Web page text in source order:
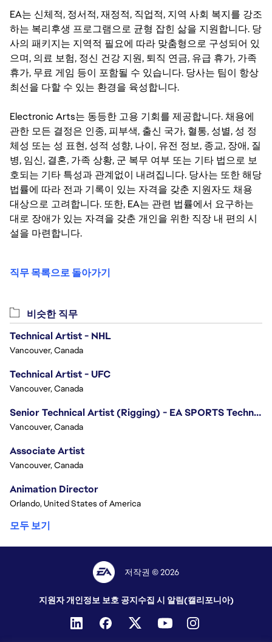
EA는 신체적, 정서적, 재정적, 직업적, 지역 사회 복지를 강조
하는 복리후생 프로그램으로 균형 잡힌 삶을 지원합니다. 당
사의 패키지는 지역적 필요에 따라 맞춤형으로 구성되어 있
으며, 의료 보험, 정신 건강 지원, 퇴직 연금, 유급 휴가, 가족
휴가, 무료 게임 등이 포함될 수 있습니다. 당사는 팀이 항상
최선을 다할 수 있는 환경을 육성합니다.
Electronic Arts는 동등한 고용 기회를 제공합니다. 채용에
관한 모든 결정은 인종, 피부색, 출신 국가, 혈통, 성별, 성 정
체성 또는 성 표현, 성적 성향, 나이, 유전 정보, 종교, 장애, 질
병, 임신, 결혼, 가족 상황, 군 복무 여부 또는 기타 법으로 보
호되는 기타 특성과 관계없이 내려집니다. 당사는 또한 해당
법률에 따라 전과 기록이 있는 자격을 갖춘 지원자도 채용
대상으로 고려합니다. 또한, EA는 관련 법률에서 요구하는
대로 장애가 있는 자격을 갖춘 개인을 위한 직장 내 편의 시
설을 마련합니다.
직무 목록으로 돌아가기
비슷한 직무
Technical Artist - NHL
Vancouver, Canada
Technical Artist - UFC
Vancouver, Canada
Senior Technical Artist (Rigging) - EA SPORTS Technology
Vancouver, Canada
Associate Artist
Vancouver, Canada
Animation Director
Orlando, United States of America
모두 보기
저작권 © 2026
지원자 개인정보 보호 공지수집 시 알림(캘리포니아)